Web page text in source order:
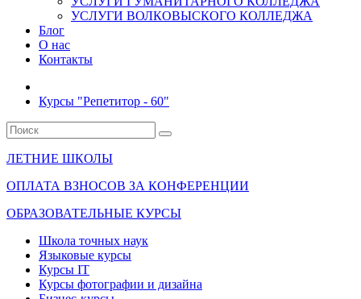
УСЛУГИ ВОЛКОВЫСКОГО КОЛЛЕДЖА
Блог
О нас
Контакты
Курсы "Репетитор - 60"
ЛЕТНИЕ ШКОЛЫ
ОПЛАТА ВЗНОСОВ ЗА КОНФЕРЕНЦИИ
ОБРАЗОВАТЕЛЬНЫЕ КУРСЫ
Школа точных наук
Языковые курсы
Курсы IT
Курсы фотографии и дизайна